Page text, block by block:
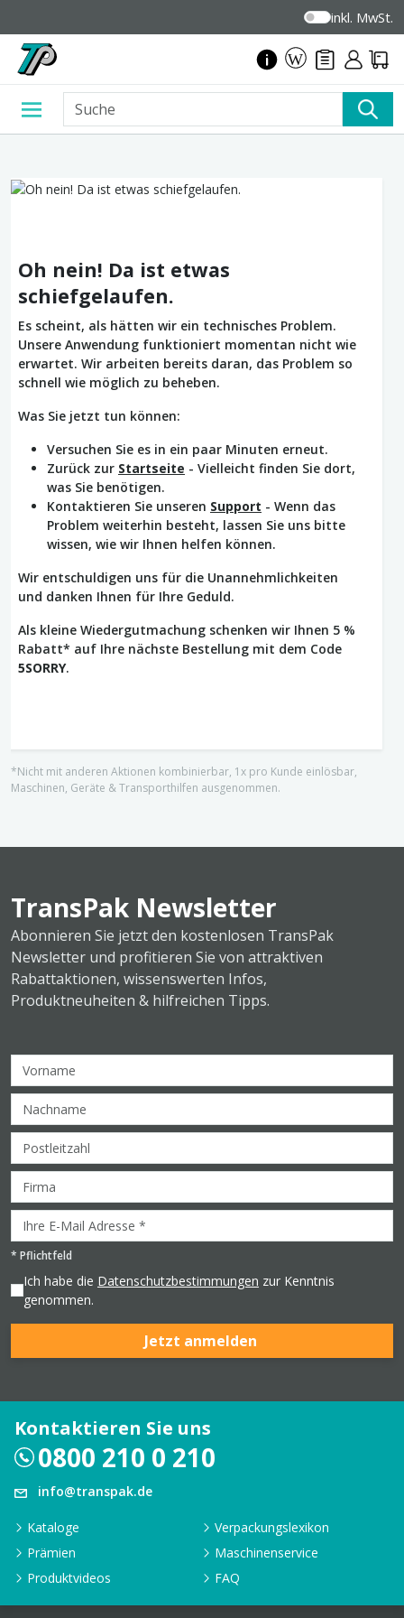
inkl. MwSt.
Oh nein! Da ist etwas
schiefgelaufen.
Es scheint, als hätten wir ein technisches Problem.
Unsere Anwendung funktioniert momentan nicht wie
erwartet. Wir arbeiten bereits daran, das Problem so
schnell wie möglich zu beheben.
Was Sie jetzt tun können:
Versuchen Sie es in ein paar Minuten erneut.
Zurück zur Startseite - Vielleicht finden Sie dort,
was Sie benötigen.
Kontaktieren Sie unseren Support - Wenn das
Problem weiterhin besteht, lassen Sie uns bitte
wissen, wie wir Ihnen helfen können.
Wir entschuldigen uns für die Unannehmlichkeiten
und danken Ihnen für Ihre Geduld.
Als kleine Wiedergutmachung schenken wir Ihnen 5 %
Rabatt* auf Ihre nächste Bestellung mit dem Code
5SORRY.
*Nicht mit anderen Aktionen kombinierbar, 1x pro Kunde einlösbar,
Maschinen, Geräte & Transporthilfen ausgenommen.
TransPak Newsletter
Abonnieren Sie jetzt den kostenlosen TransPak
Newsletter und profitieren Sie von attraktiven
Rabattaktionen, wissenswerten Infos,
Produktneuheiten & hilfreichen Tipps.
* Pflichtfeld
Ich habe die Datenschutzbestimmungen zur Kenntnis
genommen.
Jetzt anmelden
Kontaktieren Sie uns
0800 210 0 210
info@transpak.de
Kataloge
Verpackungslexikon
Prämien
Maschinenservice
Produktvideos
FAQ